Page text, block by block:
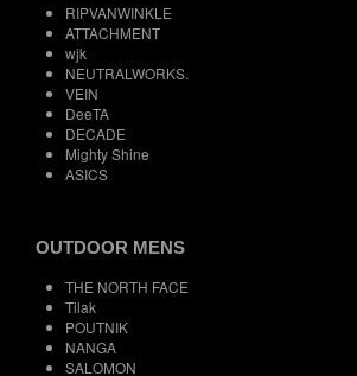
RIPVANWINKLE
ATTACHMENT
wjk
NEUTRALWORKS.
VEIN
DeeTA
DECADE
Mighty Shine
ASICS
OUTDOOR MENS
THE NORTH FACE
Tilak
POUTNIK
NANGA
SALOMON